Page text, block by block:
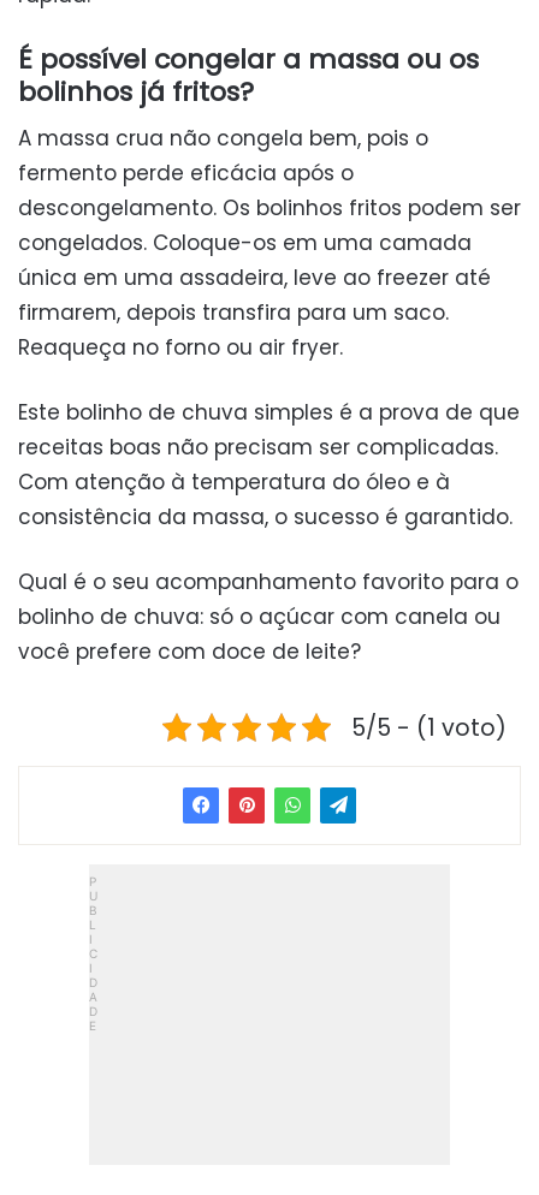
É possível congelar a massa ou os
bolinhos já fritos?
A massa crua não congela bem, pois o
fermento perde eficácia após o
descongelamento. Os bolinhos fritos podem ser
congelados. Coloque-os em uma camada
única em uma assadeira, leve ao freezer até
firmarem, depois transfira para um saco.
Reaqueça no forno ou air fryer.
Este bolinho de chuva simples é a prova de que
receitas boas não precisam ser complicadas.
Com atenção à temperatura do óleo e à
consistência da massa, o sucesso é garantido.
Qual é o seu acompanhamento favorito para o
bolinho de chuva: só o açúcar com canela ou
você prefere com doce de leite?
5/5 - (1 voto)